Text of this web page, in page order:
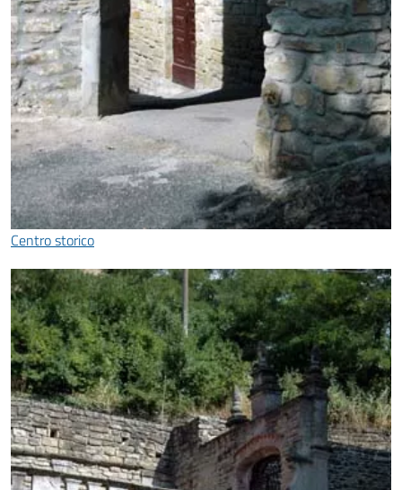
Centro storico